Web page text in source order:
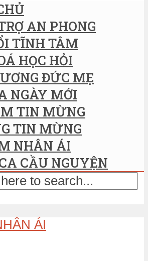
AN PHONG
TĨNH TÂM
HỌC HỎI
ĐỨC MẸ
NGÀY MỚI
TIN MỪNG
TIN MỪNG
NHÂN ÁI
CẦU NGUYỆN
ÁI